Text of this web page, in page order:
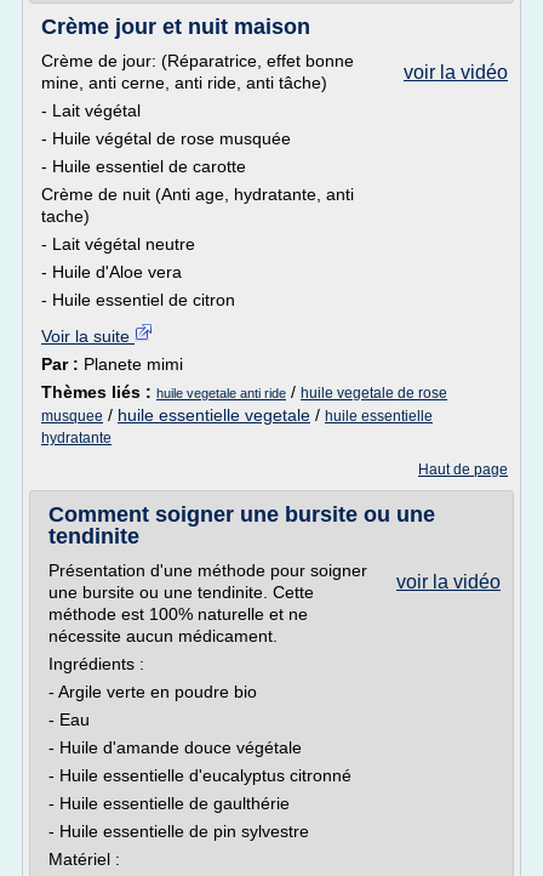
Crème jour et nuit maison
voir la vidéo
Crème de jour: (Réparatrice, effet bonne
mine, anti cerne, anti ride, anti tâche)
- Lait végétal
- Huile végétal de rose musquée
- Huile essentiel de carotte
Crème de nuit (Anti age, hydratante, anti
tache)
- Lait végétal neutre
- Huile d'Aloe vera
- Huile essentiel de citron
Voir la suite
Par : Planete mimi
Thèmes liés : huile vegetale anti ride / huile vegetale de rose
musquee / huile essentielle vegetale / huile essentielle
hydratante
Haut de page
Comment soigner une bursite ou une
tendinite
voir la vidéo
Présentation d'une méthode pour soigner
une bursite ou une tendinite. Cette
méthode est 100% naturelle et ne
nécessite aucun médicament.
Ingrédients :
- Argile verte en poudre bio
- Eau
- Huile d'amande douce végétale
- Huile essentielle d'eucalyptus citronné
- Huile essentielle de gaulthérie
- Huile essentielle de pin sylvestre
Matériel :